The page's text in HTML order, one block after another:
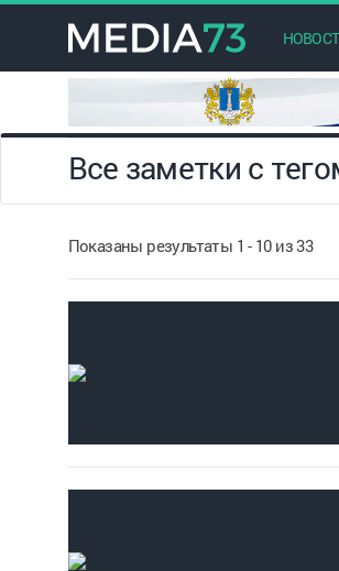
Все заметки с
Показаны результаты 1 - 10 из 33